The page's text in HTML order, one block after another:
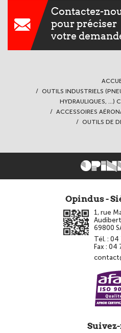
Contactez-
pour préciser
votre
OUTILS INDUSTRIELS
HYDRAULIQUES, ...)
ACCESSOIRES
OUTILS DE
Opindus -
1, rue
Audibert
69800
Tél. : 04
Fax : 04